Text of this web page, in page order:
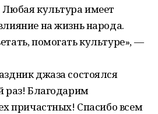
культура имеет
на жизнь народа.
помогать культуре», —
джаза состоялся
раз! Благодарим
причастных! Спасибо всем